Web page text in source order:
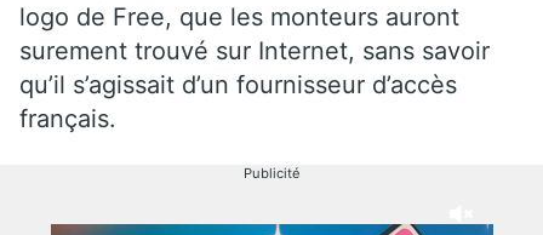
logo de Free, que les monteurs auront
surement trouvé sur Internet, sans savoir
qu’il s’agissait d’un fournisseur d’accès
français.
Publicité